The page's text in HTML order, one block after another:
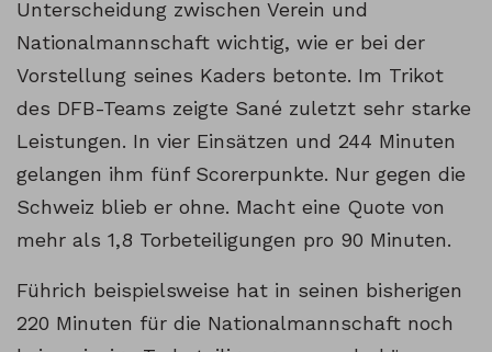
Unterscheidung zwischen Verein und
Nationalmannschaft wichtig, wie er bei der
Vorstellung seines Kaders betonte. Im Trikot
des DFB-Teams zeigte Sané zuletzt sehr starke
Leistungen. In vier Einsätzen und 244 Minuten
gelangen ihm fünf Scorerpunkte. Nur gegen die
Schweiz blieb er ohne. Macht eine Quote von
mehr als 1,8 Torbeteiligungen pro 90 Minuten.
Führich beispielsweise hat in seinen bisherigen
220 Minuten für die Nationalmannschaft noch